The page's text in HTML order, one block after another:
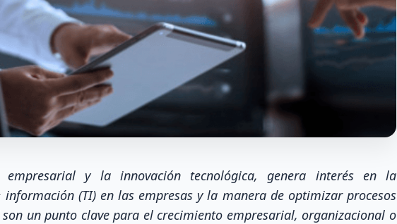
y la innovación tecnológica, genera interés en la
(TI) en las empresas y la manera de optimizar procesos
un punto clave para el crecimiento empresarial, organizacional o